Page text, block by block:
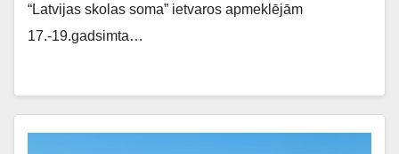
“Latvijas skolas soma” ietvaros apmeklējām
17.-19.gadsimta…